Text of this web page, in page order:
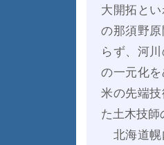
大開拓と
の那須野
らず、河
の一元化
米の先端
た土木技師
北海道幌